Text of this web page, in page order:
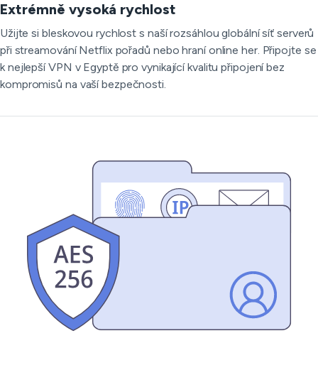
Extrémně vysoká rychlost
Užijte si bleskovou rychlost s naší rozsáhlou globální síť serverů
při streamování Netflix pořadů nebo hraní online her. Připojte se
k nejlepší VPN v Egyptě pro vynikající kvalitu připojení bez
kompromisů na vaší bezpečnosti.